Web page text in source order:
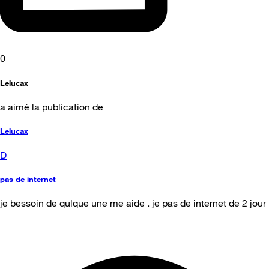
0
Lelucax
a aimé la publication de
Lelucax
D
pas de internet
je bessoin de qulque une me aide . je pas de internet de 2 jour